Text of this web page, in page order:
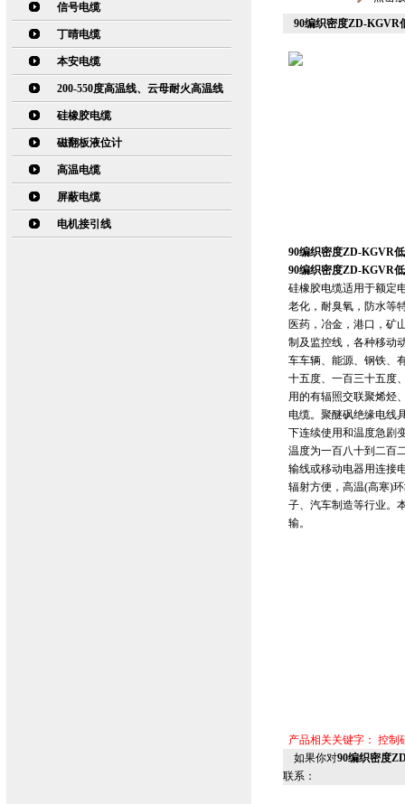
信号电缆
丁晴电缆
本安电缆
200-550度高温线、云母耐火高温线
硅橡胶电缆
磁翻板液位计
高温电缆
屏蔽电缆
电机接引线
90编织密度ZD-KGVR
90编织密度ZD-KGVR
90编织密度ZD-KGVR
硅橡胶电缆适用于额定
老化，耐臭氧，防水等
医药，冶金，港口，矿
制及监控线，各种移动
车车辆、能源、钢铁、
十五度、一百三十五度
用的有辐照交联聚烯烃
电缆。聚醚砜绝缘电线
下连续使用和温度急剧
温度为一百八十到二百
输线或移动电器用连接
辐射方便，高温(高寒)
子、汽车制造等行业。
输。
产品相关关键字： 控制
如果你对90编织密度
联系：